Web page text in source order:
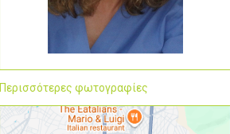
Περισσότερες φωτογραφίες